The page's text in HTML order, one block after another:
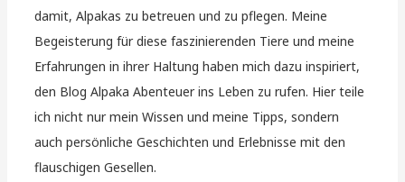
damit, Alpakas zu betreuen und zu pflegen. Meine
Begeisterung für diese faszinierenden Tiere und meine
Erfahrungen in ihrer Haltung haben mich dazu inspiriert,
den Blog Alpaka Abenteuer ins Leben zu rufen. Hier teile
ich nicht nur mein Wissen und meine Tipps, sondern
auch persönliche Geschichten und Erlebnisse mit den
flauschigen Gesellen.